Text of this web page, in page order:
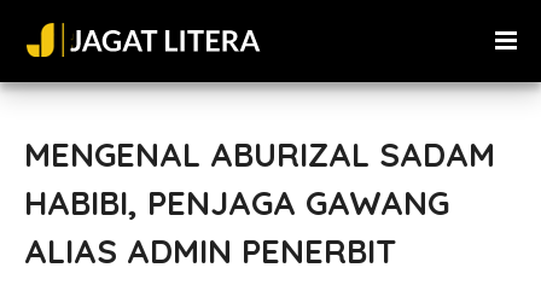
MENGENAL ABURIZAL SADAM
HABIBI, PENJAGA GAWANG
ALIAS ADMIN PENERBIT